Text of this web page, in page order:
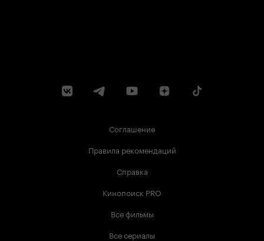
Соглашение
Правила рекомендаций
Справка
Кинопоиск PRO
Все фильмы
Все сериалы